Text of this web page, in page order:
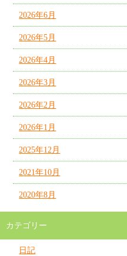
2026年6月
2026年5月
2026年4月
2026年3月
2026年2月
2026年1月
2025年12月
2021年10月
2020年8月
カテゴリー
日記